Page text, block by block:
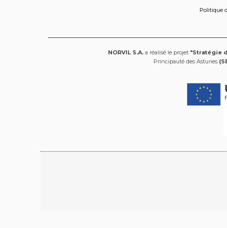
Politique
NORVIL S.A. a réalisé le projet "Stratégie
Principauté des Asturies